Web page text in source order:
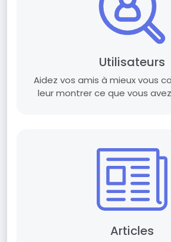
Utilisateurs
Aidez vos amis à mieux vous
leur montrer ce que vous
Articles